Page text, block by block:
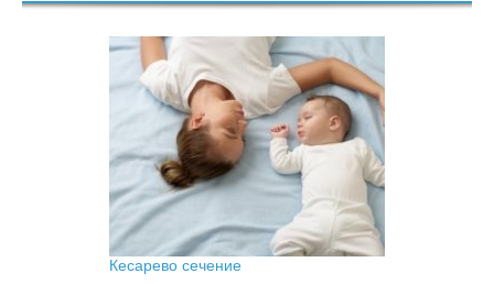
Кесарево сечение